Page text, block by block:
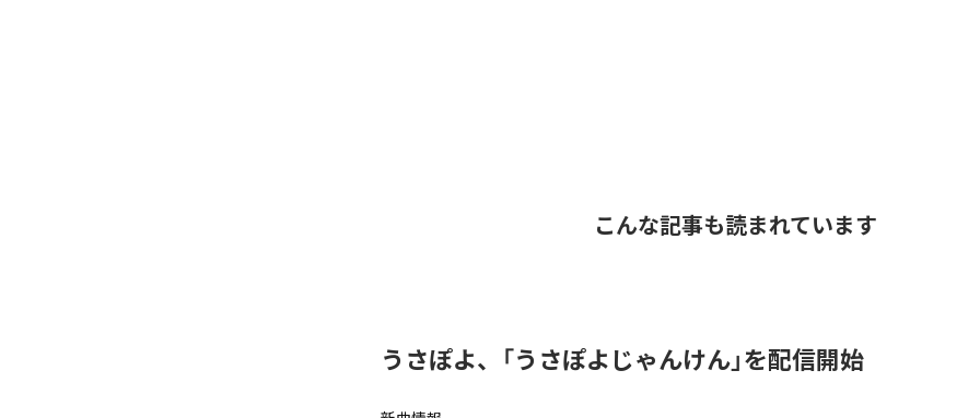
こんな記事も読まれています
うさぽよ、「うさぽよじゃんけん」を配信開始